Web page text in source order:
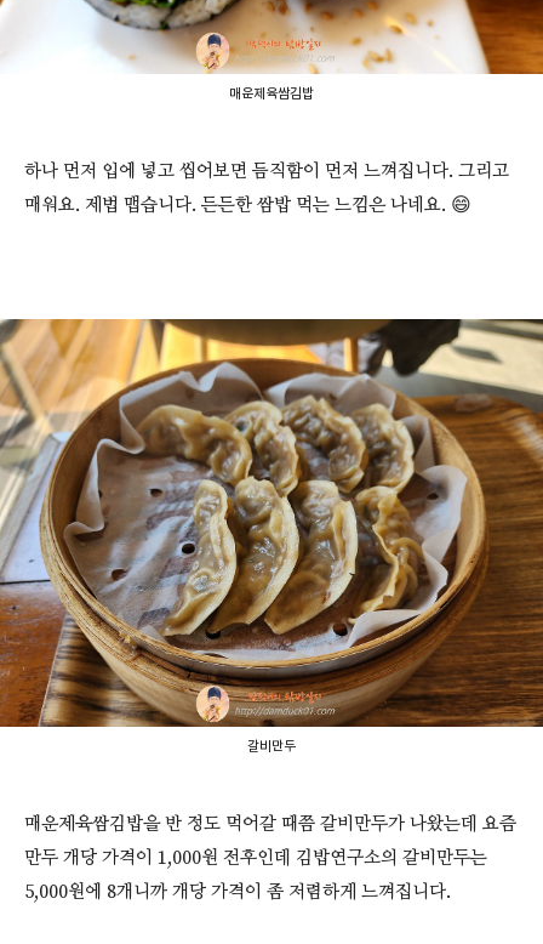
매운제육쌈김밥
하나 먼저 입에 넣고 씹어보면 듬직함이 먼저 느껴집니다. 그리고
매워요. 제법 맵습니다. 든든한 쌈밥 먹는 느낌은 나네요. 😄
갈비만두
매운제육쌈김밥을 반 정도 먹어갈 때쯤 갈비만두가 나왔는데 요즘
만두 개당 가격이 1,000원 전후인데 김밥연구소의 갈비만두는
5,000원에 8개니까 개당 가격이 좀 저렴하게 느껴집니다.